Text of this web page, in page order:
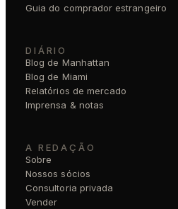
Guia do comprador estrangeiro
DIÁRIO
Blog de Manhattan
Blog de Miami
Relatórios de mercado
Imprensa & notas
A REDAÇÃO
Sobre
Nossos sócios
Consultoria privada
Vender